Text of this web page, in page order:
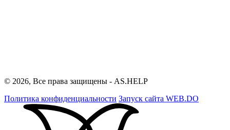
© 2026, Все права защищены - AS.HELP
Политика конфиденциальности Запуск сайта WEB.DO